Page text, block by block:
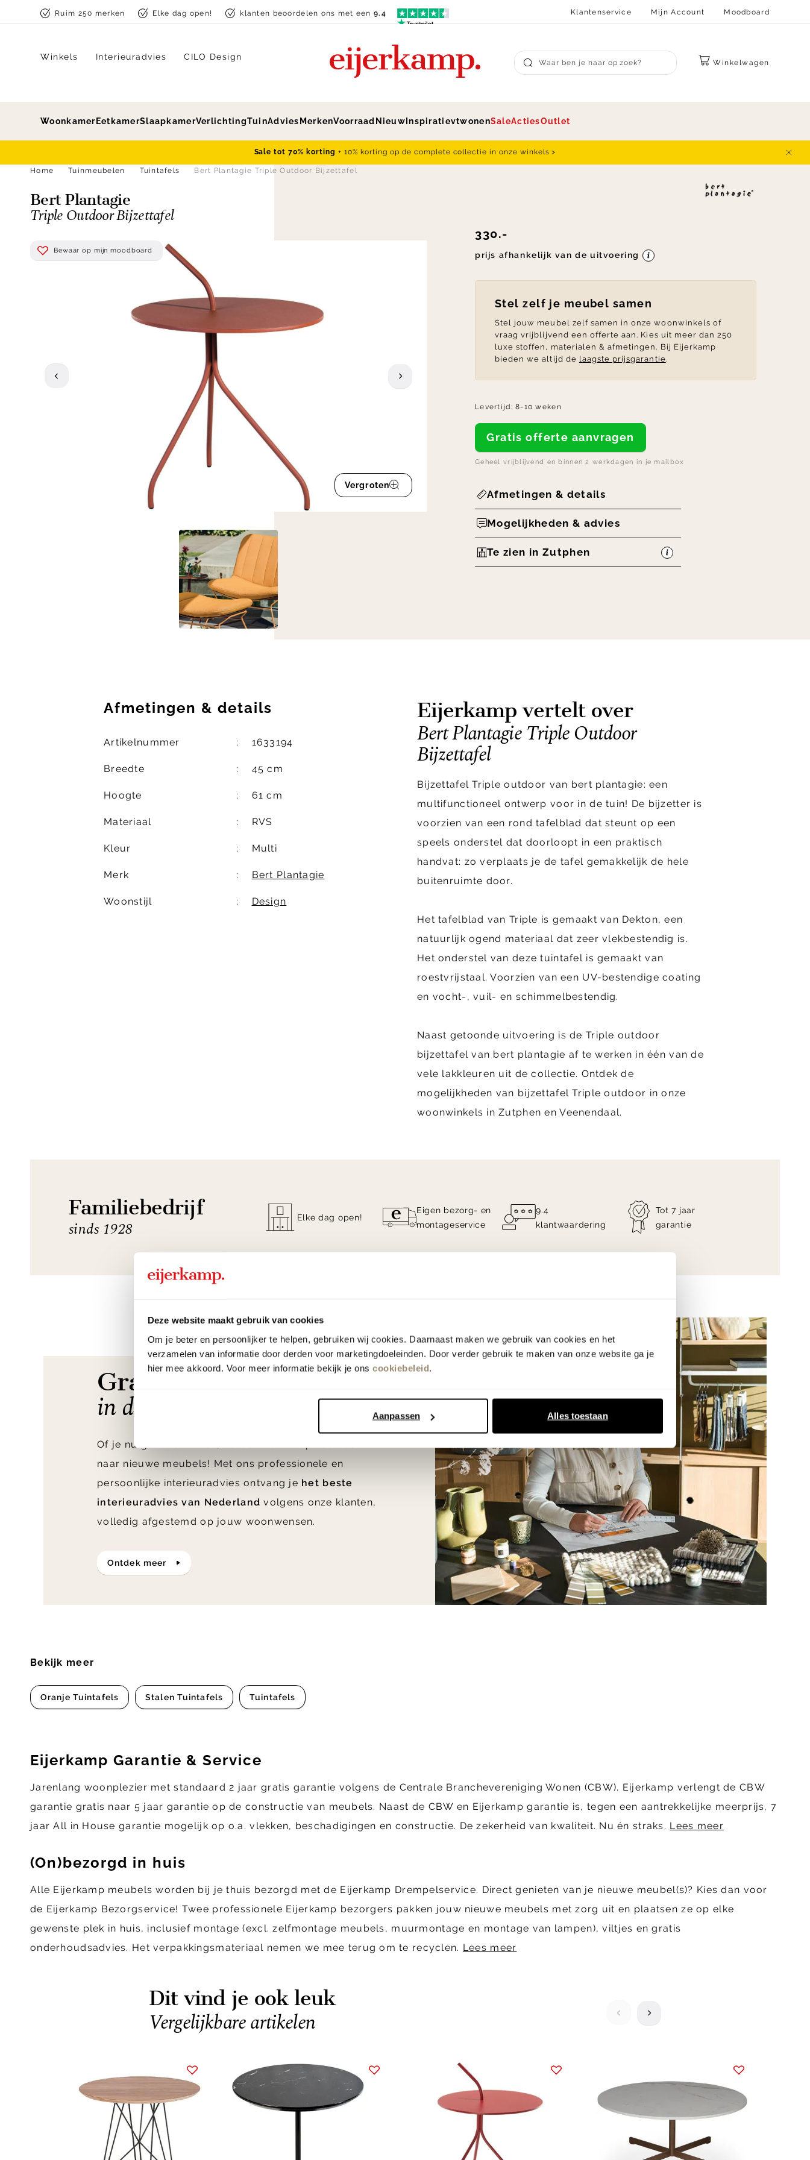
Deze website maakt gebruik van cookies
Om je beter en persoonlijker te helpen, gebruiken wij cookies. Daarnaast maken we gebruik van cookies en het
verzamelen van informatie door derden voor marketingdoeleinden. Door verder gebruik te maken van onze website ga je
hier mee akkoord. Voor meer informatie bekijk je ons cookiebeleid.
Aanpassen Alles toestaan
Skip to contentRuim 250 merken Elke dag open! klanten beoordelen ons met een9.4 Klantenservice Mijn Account Moodboard
Submit search
Winkelwagen
Winkels Interieuradvies CILO Design
Woonkamer EetkamerSlaapkamerVerlichtingTuinAdvies MerkenVoorraad Nieuw InspiratievtwonenSaleActiesOutlet
Sale tot 70% korting + 10% korting op de complete collectie in onze winkels >
Home
Tuinmeubelen Tuintafels Bert Plantagie Triple Outdoor Bijzettafel
Bert Plantagie
Triple Outdoor Bijzettafel
Bewaar op mijn moodboard
Vergroten
330.-
prijs afhankelijk van de uitvoering
Stel zelf je meubel samen
Stel jouw meubel zelf samen in onze woonwinkels of
vraag vrijblijvend een offerte aan. Kies uit meer dan 250
luxe stoffen, materialen & afmetingen. Bij Eijerkamp
bieden we altijd de laagste prijsgarantie.
Levertijd:8-10 weken
Gratis offerte aanvragen
Geheel vrijblijvend en binnen 2 werkdagen in je mailbox
Afmetingen & details
Mogelijkheden & advies
Te zien in Zutphen
Afmetingen & details
Artikelnummer 1633194
Breedte 45 cm
Hoogte 61 cm
Materiaal RVS
Kleur Multi
Merk Bert Plantagie
Woonstijl Design
Eijerkamp vertelt over
Bert Plantagie Triple Outdoor
Bijzettafel
Bijzettafel Triple outdoor van bert plantagie: een
multifunctioneel ontwerp voor in de tuin! De bijzetter is
voorzien van een rond tafelblad dat steunt op een
speels onderstel dat doorloopt in een praktisch
handvat: zo verplaats je de tafel gemakkelijk de hele
buitenruimte door.
Het tafelblad van Triple is gemaakt van Dekton, een
natuurlijk ogend materiaal dat zeer vlekbestendig is.
Het onderstel van deze tuintafel is gemaakt van
roestvrijstaal. Voorzien van een UV-bestendige coating
en vocht-, vuil- en schimmelbestendig.
Naast getoonde uitvoering is de Triple outdoor
bijzettafel van bert plantagie af te werken in één van de
vele lakkleuren uit de collectie. Ontdek de
mogelijkheden van bijzettafel Triple outdoor in onze
woonwinkels in Zutphen en Veenendaal.
Familiebedrijf
sinds 1928
Elke dag open!
Eigen bezorg- en
montageservice
9.4
klantwaardering
Tot 7 jaar
garantie
Gratis* interieuradvies
in de winkel & aan huis
Of je nu gaat verhuizen, verbouwen of op zoek bent
naar nieuwe meubels! Met ons professionele en
persoonlijke interieuradvies ontvang je het beste
interieuradvies van Nederland volgens onze klanten,
volledig afgestemd op jouw woonwensen.
ontdek meer
Bekijk meer
Oranje Tuintafels Stalen Tuintafels Tuintafels
Eijerkamp Garantie & Service
Jarenlang woonplezier met standaard 2 jaar gratis garantie volgens de Centrale Branchevereniging Wonen (CBW). Eijerkamp verlengt de CBW
garantie gratis naar 5 jaar garantie op de constructie van meubels. Naast de CBW en Eijerkamp garantie is, tegen een aantrekkelijke meerprijs, 7
jaar All in House garantie mogelijk op o.a. vlekken, beschadigingen en constructie. De zekerheid van kwaliteit. Nu én straks. Lees meer
(On)bezorgd in huis
Alle Eijerkamp meubels worden bij je thuis bezorgd met de Eijerkamp Drempelservice. Direct genieten van je nieuwe meubel(s)? Kies dan voor
de Eijerkamp Bezorgservice! Twee professionele Eijerkamp bezorgers pakken jouw nieuwe meubels met zorg uit en plaatsen ze op elke
gewenste plek in huis, inclusief montage (excl. zelfmontage meubels, muurmontage en montage van lampen), viltjes en gratis
onderhoudsadvies. Het verpakkingsmateriaal nemen we mee terug om te recyclen. Lees meer
Dit vind je ook leuk
Vergelijkbare artikelen